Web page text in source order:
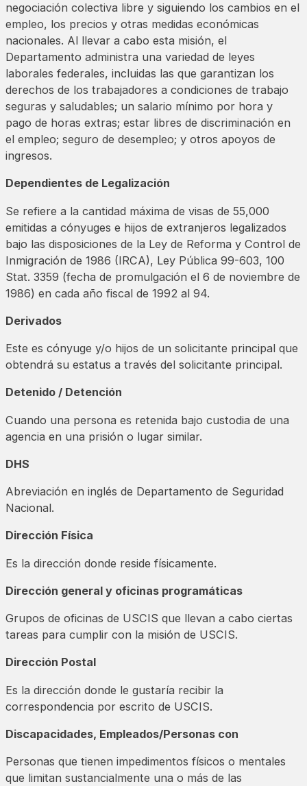
negociación colectiva libre y siguiendo los cambios en el
empleo, los precios y otras medidas económicas
nacionales. Al llevar a cabo esta misión, el
Departamento administra una variedad de leyes
laborales federales, incluidas las que garantizan los
derechos de los trabajadores a condiciones de trabajo
seguras y saludables; un salario mínimo por hora y
pago de horas extras; estar libres de discriminación en
el empleo; seguro de desempleo; y otros apoyos de
ingresos.
Dependientes de Legalización
Se refiere a la cantidad máxima de visas de 55,000
emitidas a cónyuges e hijos de extranjeros legalizados
bajo las disposiciones de la Ley de Reforma y Control de
Inmigración de 1986 (IRCA), Ley Pública 99-603, 100
Stat. 3359 (fecha de promulgación el 6 de noviembre de
1986) en cada año fiscal de 1992 al 94.
Derivados
Este es cónyuge y/o hijos de un solicitante principal que
obtendrá su estatus a través del solicitante principal.
Detenido / Detención
Cuando una persona es retenida bajo custodia de una
agencia en una prisión o lugar similar.
DHS
Abreviación en inglés de Departamento de Seguridad
Nacional.
Dirección Física
Es la dirección donde reside físicamente.
Dirección general y oficinas programáticas
Grupos de oficinas de USCIS que llevan a cabo ciertas
tareas para cumplir con la misión de USCIS.
Dirección Postal
Es la dirección donde le gustaría recibir la
correspondencia por escrito de USCIS.
Discapacidades, Empleados/Personas con
Personas que tienen impedimentos físicos o mentales
que limitan sustancialmente una o más de las